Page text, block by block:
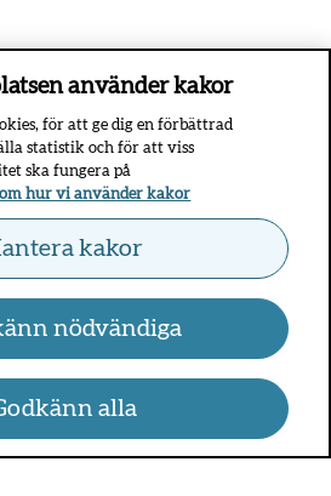
använder kakor
för att ge dig en förbättrad
statistik och för att viss
ska fungera på
om hur vi använder kakor
kakor
nödvändiga
alla